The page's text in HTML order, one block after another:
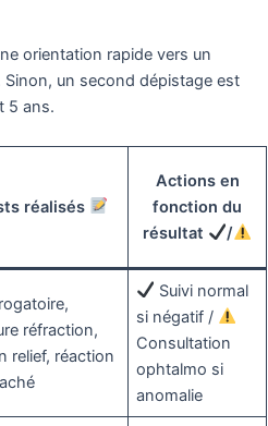
orientation rapide vers un
un second dépistage est
5 ans.
réalisés
Actions en
fonction du
résultat
/
réfraction,
relief, réaction
Suivi normal
si négatif /
Consultation
ophtalmo si
anomalie